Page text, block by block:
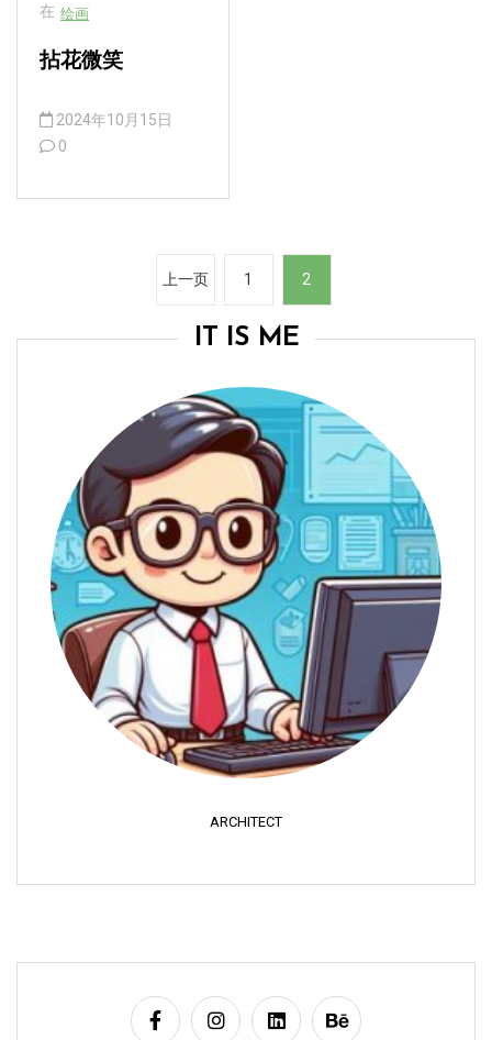
在 绘画
拈花微笑
2024年10月15日
0
分
上一页 1 2
IT IS ME
ARCHITECT